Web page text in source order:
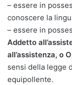
– essere in
conoscere la
– essere in
Addetto
all’assistenza, o
sensi della legge
equipollente.